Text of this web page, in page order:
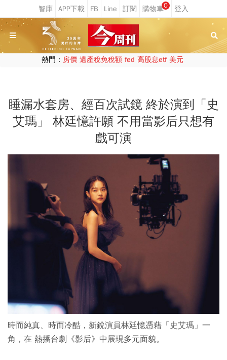
0
熱門： 房價 遺產稅免稅額 fed 高股息etf 美元
睡漏水套房、經百次試鏡 終於演到「史
艾瑪」 林廷憶許願 不用當影后只想有
戲可演
時而純真、時而冷酷，新銳演員林廷憶憑藉「史艾瑪」一
角，在 熱播台劇《影后》中展現多元面貌。